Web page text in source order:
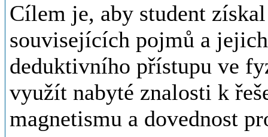
Cílem je, aby student
souvisejících pojmů a
deduktivního přístupu ve
využít nabyté znalosti k
magnetismu a dovednost